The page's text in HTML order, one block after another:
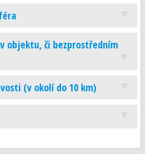
objektu, či bezprostředním
(v okolí do 10 km)